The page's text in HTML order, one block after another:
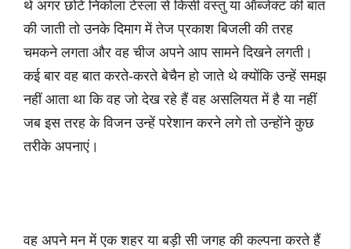
थे अगर छोटे निकोला टेस्ला से किसी वस्तु या ऑब्जेक्ट की बात
की जाती तो उनके दिमाग में तेज प्रकाश बिजली की तरह
चमकने लगता और वह चीज अपने आप सामने दिखने लगती।
कई बार वह बात करते-करते बेचैन हो जाते थे क्योंकि उन्हें समझ
नहीं आता था कि वह जो देख रहे हैं वह असलियत में है या नहीं
जब इस तरह के विजन उन्हें परेशान करने लगे तो उन्होंने कुछ
तरीके अपनाएं।
वह अपने मन में एक शहर या बड़ी सी जगह की कल्पना करते हैं